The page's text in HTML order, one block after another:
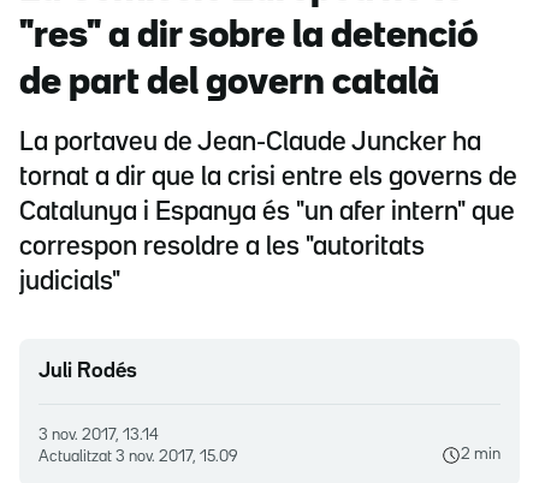
"res" a dir sobre la detenció
de part del govern català
La portaveu de Jean-Claude Juncker ha
tornat a dir que la crisi entre els governs de
Catalunya i Espanya és "un afer intern" que
correspon resoldre a les "autoritats
judicials"
Juli Rodés
3 nov. 2017, 13.14
Actualitzat 3 nov. 2017, 15.09 2 min